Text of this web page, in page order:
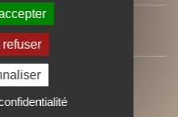
des versions PDF
refuser